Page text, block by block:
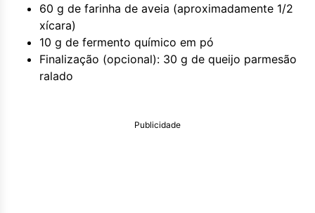
60 g de farinha de aveia (aproximadamente 1/2
xícara)
10 g de fermento químico em pó
Finalização (opcional): 30 g de queijo parmesão
ralado
Publicidade